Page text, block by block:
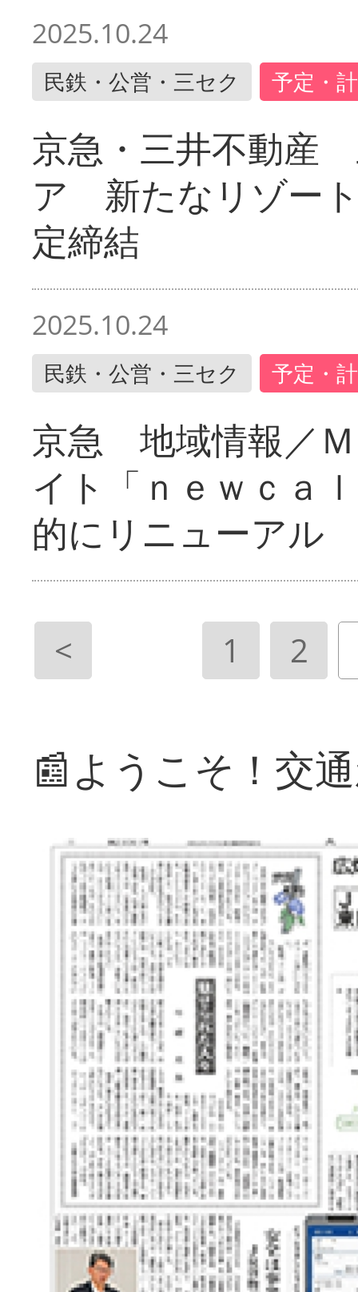
2025.10.24
民鉄・公営・三セク 予定・
京急・三井不動産
ア 新たなリゾー
定締結
2025.10.24
民鉄・公営・三セク 予定・
京急 地域情報／
イト「ｎｅｗｃａ
的にリニューアル
< 1 2
📰ようこそ！交